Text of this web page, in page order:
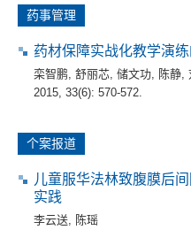
药事管理
药材保障实战化教学演
栾智鹏 舒丽芯 储文功 陈静
2015, 33(6): 570-572.
个案报道
儿童服华法林致腹膜后
实践
李云送
陈瑶